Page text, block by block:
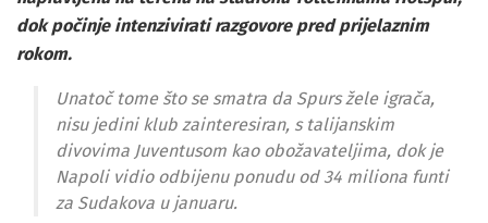
dok počinje intenzivirati razgovore pred prijelaznim
rokom.
Unatoč tome što se smatra da Spurs žele igrača,
nisu jedini klub zainteresiran, s talijanskim
divovima Juventusom kao obožavateljima, dok je
Napoli vidio odbijenu ponudu od 34 miliona funti
za Sudakova u januaru.